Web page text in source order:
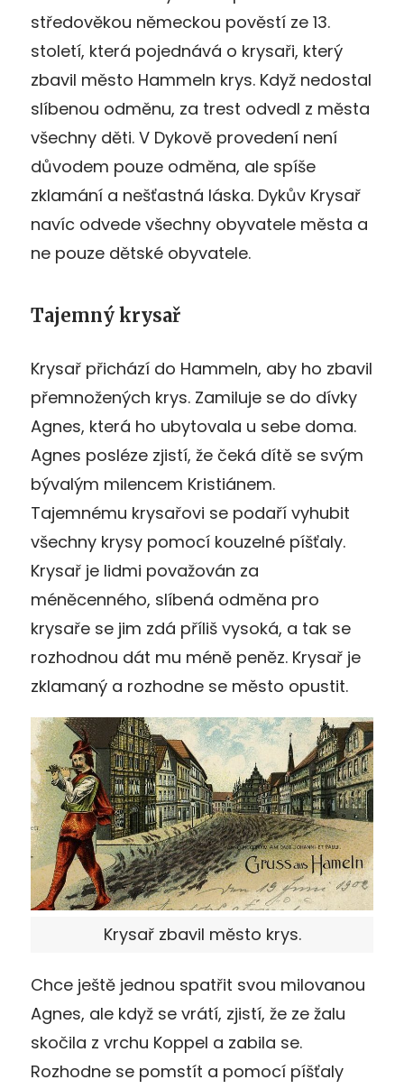
středověkou německou pověstí ze 13.
století, která pojednává o krysaři, který
zbavil město Hammeln krys. Když nedostal
slíbenou odměnu, za trest odvedl z města
všechny děti. V Dykově provedení není
důvodem pouze odměna, ale spíše
zklamání a nešťastná láska. Dykův Krysař
navíc odvede všechny obyvatele města a
ne pouze dětské obyvatele.
Tajemný krysař
Krysař přichází do Hammeln, aby ho zbavil
přemnožených krys. Zamiluje se do dívky
Agnes, která ho ubytovala u sebe doma.
Agnes posléze zjistí, že čeká dítě se svým
bývalým milencem Kristiánem.
Tajemnému krysařovi se podaří vyhubit
všechny krysy pomocí kouzelné píšťaly.
Krysař je lidmi považován za
méněcenného, slíbená odměna pro
krysaře se jim zdá příliš vysoká, a tak se
rozhodnou dát mu méně peněz. Krysař je
zklamaný a rozhodne se město opustit.
Krysař zbavil město krys.
Chce ještě jednou spatřit svou milovanou
Agnes, ale když se vrátí, zjistí, že ze žalu
skočila z vrchu Koppel a zabila se.
Rozhodne se pomstít a pomocí píšťaly